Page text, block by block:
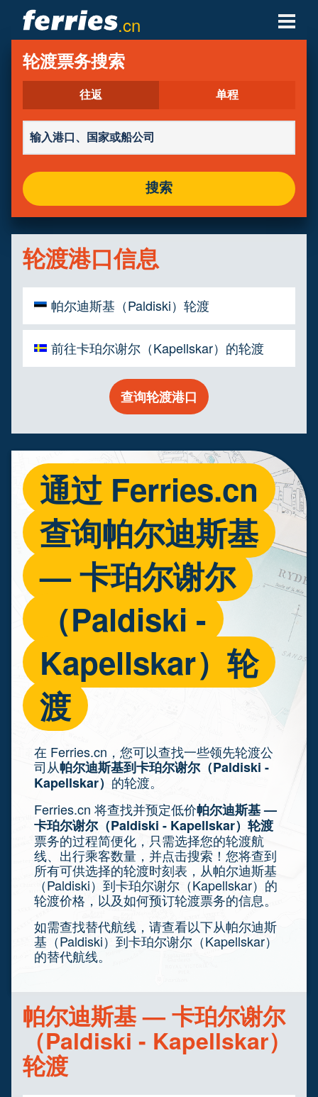
.cn
轮渡公司
轮渡目的地
轮渡航线
轮渡港口
管理预定
轮渡票务搜索
往返 单程
搜索
轮渡港口信息
帕尔迪斯基（Paldiski）轮渡
前往卡珀尔谢尔（Kapellskar）的轮渡
查询轮渡港口
通过 Ferries.cn
查询帕尔迪斯基
— 卡珀尔谢尔
（Paldiski -
Kapellskar）轮
渡
在 Ferries.cn，您可以查找一些领先轮渡公
司从帕尔迪斯基到卡珀尔谢尔（Paldiski -
Kapellskar） 的轮渡。
Ferries.cn 将查找并预定低价帕尔迪斯基 —
卡珀尔谢尔（Paldiski - Kapellskar）轮渡
票务的过程简便化，只需选择您的轮渡航
线、出行乘客数量，并点击搜索！您将查到
所有可供选择的轮渡时刻表，从帕尔迪斯基
（Paldiski）到卡珀尔谢尔（Kapellskar）的
轮渡价格，以及如何预订轮渡票务的信息。
如需查找替代航线，请查看以下从帕尔迪斯
基（Paldiski）到卡珀尔谢尔（Kapellskar）
的替代航线。
帕尔迪斯基 — 卡珀尔谢尔
（Paldiski - Kapellskar）
轮渡